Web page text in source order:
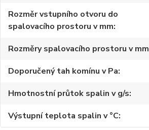
Rozměr vstupního otvoru do
spalovacího prostoru v mm
Rozměry spalovacího prostoru v mm
Doporučený tah komínu v Pa
Hmotnostní průtok spalin v g/s
Výstupní teplota spalin v °C